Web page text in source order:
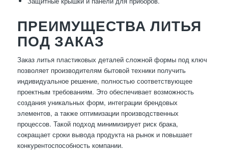
ПРЕИМУЩЕСТВА ЛИТЬЯ
ПОД ЗАКАЗ
Заказ литья пластиковых деталей сложной формы под ключ
позволяет производителям бытовой техники получить
индивидуальное решение, полностью соответствующее
проектным требованиям. Это обеспечивает возможность
создания уникальных форм, интеграции брендовых
элементов, а также оптимизации производственных
процессов. Такой подход минимизирует риск брака,
сокращает сроки вывода продукта на рынок и повышает
конкурентоспособность компании.